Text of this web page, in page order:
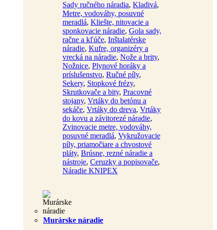
Sady ručného náradia, Kladivá,
Metre, vodováhy, posuvné
meradlá, Kliešte, nitovacie a
sponkovacie náradie, Gola sady,
račne a kľúče, Inštalatérske
náradie, Kufre, organizéry a
vrecká na náradie, Nože a brity,
Nožnice, Plynové horáky a
príslušenstvo, Ručné píly,
Sekery, Stopkové frézy,
Skrutkovače a bity, Pracovné
stojany, Vrtáky do betónu a
sekáče, Vrtáky do dreva, Vrtáky
do kovu a závitorezé náradie,
Zvinovacie metre, vodováhy,
posuvné meradlá, Vykružovacie
píly, priamočiare a chvostové
pláty, Brúsne, rezné náradie a
nástroje, Ceruzky a popisovače,
Náradie KNIPEX
Murárske náradie